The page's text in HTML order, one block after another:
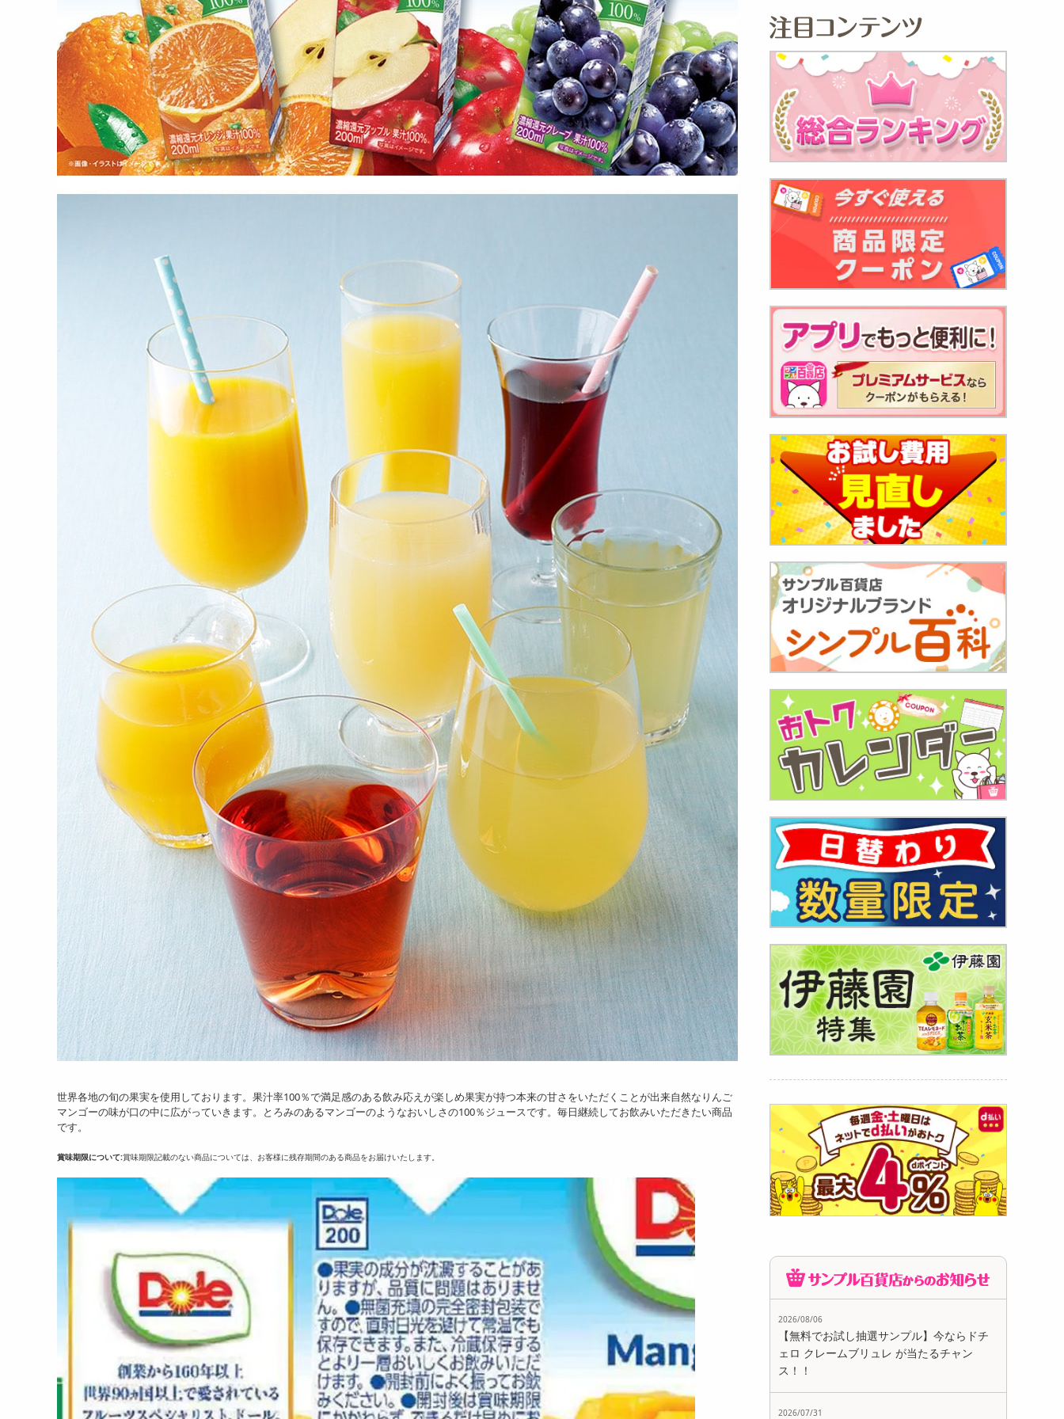
世界各地の旬の果実を使用しております。果汁率100％で満足感のある飲み応えが楽しめ果実が持つ本来の甘さをいただくことが出来自然なりんご
マンゴーの味が口の中に広がっていきます。とろみのあるマンゴーのようなおいしさの100％ジュースです。毎日継続してお飲みいただきたい商品
です。
賞味期限について:賞味期限記載のない商品については、お客様に残存期間のある商品をお届けいたします。
2026/08/06
【無料でお試し抽選サンプル】今ならドチ
ェロ クレームブリュレ が当たるチャン
ス！！
2026/07/31